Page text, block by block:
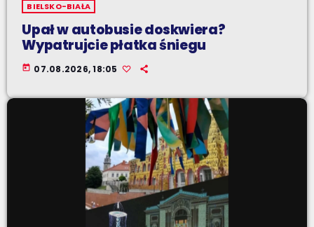
BIELSKO-BIAŁA
Upał w autobusie doskwiera?
Wypatrujcie płatka śniegu
today 07.08.2026, 18:05